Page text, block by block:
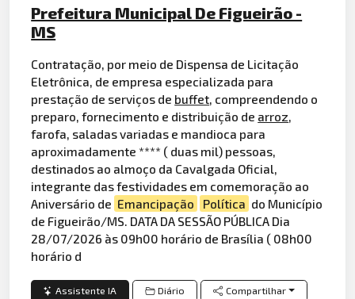
Prefeitura Municipal De Figueirão -
MS
Contratação, por meio de Dispensa de Licitação
Eletrônica, de empresa especializada para
prestação de serviços de buffet, compreendendo o
preparo, fornecimento e distribuição de arroz,
farofa, saladas variadas e mandioca para
aproximadamente **** ( duas mil) pessoas,
destinados ao almoço da Cavalgada Oficial,
integrante das festividades em comemoração ao
Aniversário de Emancipação Política do Município
de Figueirão/MS. DATA DA SESSÃO PÚBLICA Dia
28/07/2026 às 09h00 horário de Brasília ( 08h00
horário d
Assistente IA Diário Compartilhar